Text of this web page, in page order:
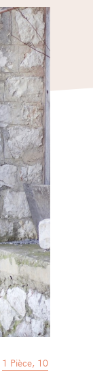
1 Pièce, 10